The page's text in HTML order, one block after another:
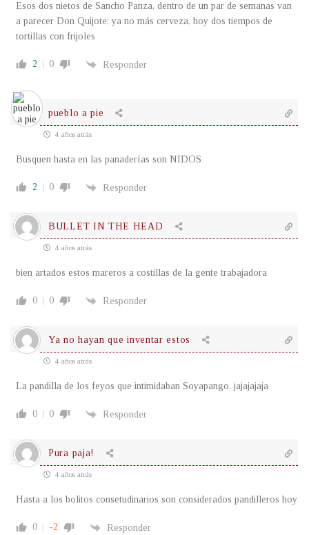
Esos dos nietos de Sancho Panza, dentro de un par de semanas van
a parecer Don Quijote; ya no más cerveza, hoy dos tiempos de
tortillas con frijoles
2 0 Responder
pueblo a pie
4 años atrás
Busquen hasta en las panaderías son NIDOS
2 0 Responder
BULLET IN THE HEAD
4 años atrás
bien artados estos mareros a costillas de la gente trabajadora
0 0 Responder
Ya no hayan que inventar estos
4 años atrás
La pandilla de los feyos que intimidaban Soyapango. jajajajaja
0 0 Responder
Pura paja!
4 años atrás
Hasta a los bolitos consetudinarios son considerados pandilleros hoy
0 -2 Responder